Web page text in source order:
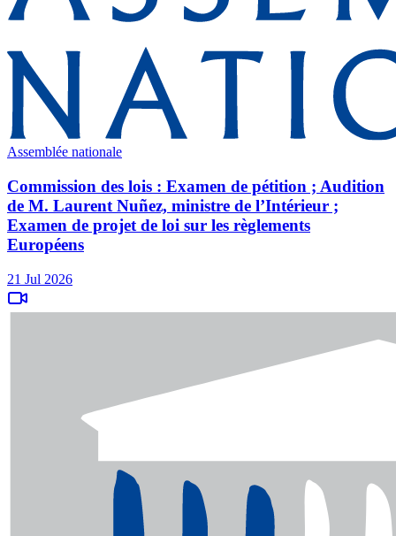
Assemblée nationale
Commission des lois : Examen de pétition ; Audition
de M. Laurent Nuñez, ministre de l’Intérieur ;
Examen de projet de loi sur les règlements
Européens
21 Jul 2026